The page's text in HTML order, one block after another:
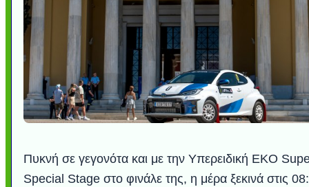
Πυκνή σε γεγονότα και με την Υπερειδική EKO
Special Stage στο φινάλε της, η μέρα ξεκινά στις